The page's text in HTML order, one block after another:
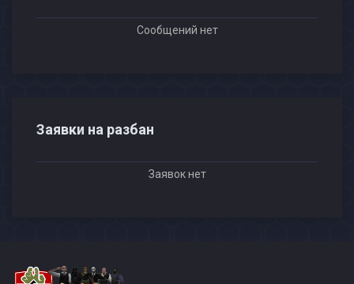
Сообщений нет
Заявки на разбан
Заявок нет